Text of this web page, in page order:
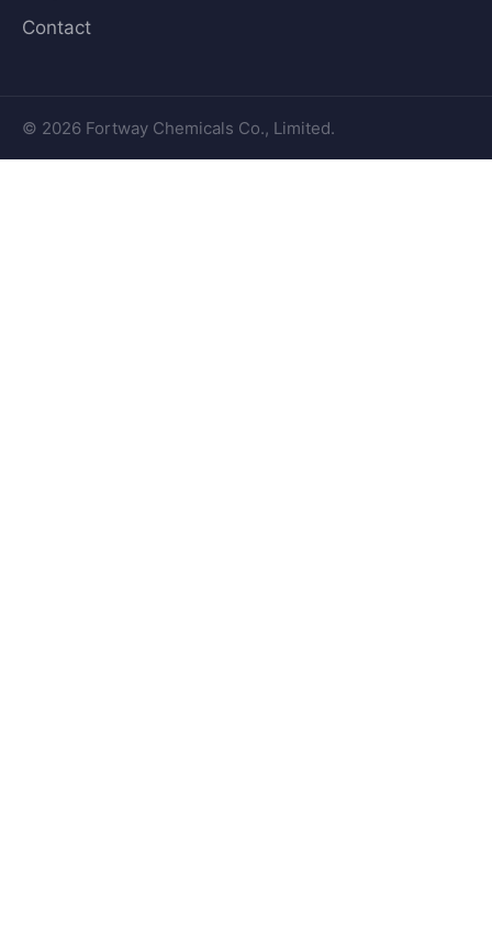
Contact
© 2026 Fortway Chemicals Co., Limited.